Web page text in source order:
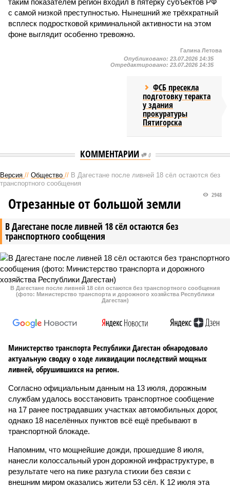
таким показателем регион входил в пятёрку субъектов РФ
с самой низкой преступностью. Нынешний же трёхкратный
всплеск подростковой криминальной активности на этом
фоне выглядит особенно тревожно.
Галина Летова
Опубликовано: 23.07.2026 14:35
Отредактировано: 23.07.2026 14:35
ФСБ пресекла
подготовку теракта
у здания
прокуратуры
Пятигорска
КОММЕНТАРИИ 0
Версия // Общество // В Дагестане после ливней 18 сёл остаются без
транспортного сообщения
В Дагестане после ливней 18 сёл остаются без
транспортного сообщения
2948
Отрезанные от большой земли
В Дагестане после ливней 18 сёл остаются без транспортного сообщения
(фото: Министерство транспорта и дорожного хозяйства Республики
Дагестан)
Министерство транспорта Республики Дагестан обнародовало
актуальную сводку о ходе ликвидации последствий мощных
ливней, обрушившихся на регион.
Согласно официальным данным на 13 июля, дорожным
службам удалось восстановить транспортное сообщение
на 17 ранее пострадавших участках автомобильных дорог,
однако 18 населённых пунктов всё ещё пребывают в
транспортной блокаде.
Напомним, что мощнейшие дожди, прошедшие 8 июля,
нанесли колоссальный урон дорожной инфраструктуре, в
результате чего на пике разгула стихии без связи с
внешним миром оказались жители 53 сёл. К 12 июля эта